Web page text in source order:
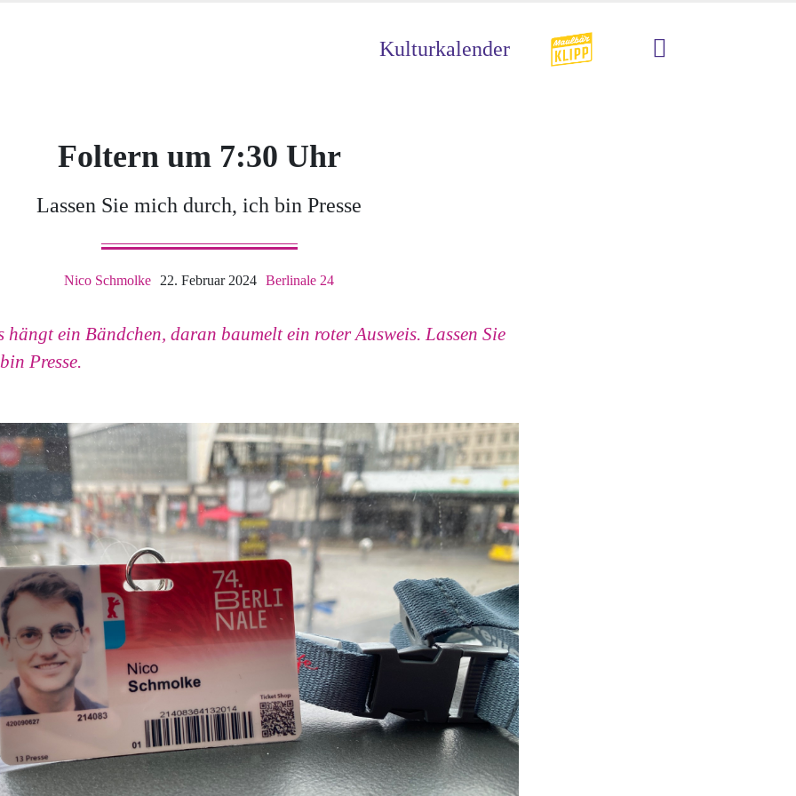
Kulturkalender
Foltern um 7:30 Uhr
Lassen Sie mich durch, ich bin Presse
Nico Schmolke 22. Februar 2024 Berlinale 24
hängt ein Bändchen, daran baumelt ein roter Ausweis. Lassen Sie
Presse.